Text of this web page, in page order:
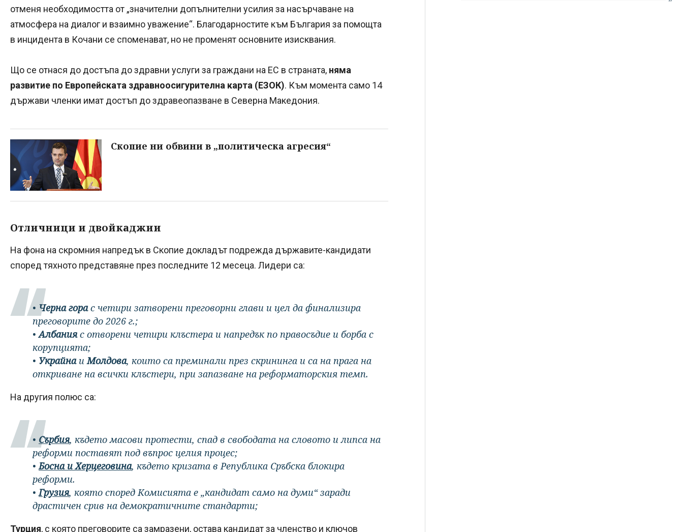
отменя необходимостта от „значителни допълнителни усилия за насърчаване на
атмосфера на диалог и взаимно уважение“. Благодарностите към България за помощта
в инцидента в Кочани се споменават, но не променят основните изисквания.
Що се отнася до достъпа до здравни услуги за граждани на ЕС в страната, няма
развитие по Европейската здравноосигурителна карта (ЕЗОК). Към момента само 14
държави членки имат достъп до здравеопазване в Северна Македония.
Скопие ни обвини в „политическа агресия“
Отличници и двойкаджии
На фона на скромния напредък в Скопие докладът подрежда държавите-кандидати
според тяхното представяне през последните 12 месеца. Лидери са:
• Черна горас четири затворени преговорни глави и цел да финализира
преговорите до 2026 г.;
•Албанияс отворени четири клъстера и напредък по правосъдие и борба с
корупцията;
• Украйна иМолдова, които са преминали през скрининга и са на прага на
откриване на всички клъстери, при запазване на реформаторския темп.
На другия полюс са:
• Сърбия, където масови протести, спад в свободата на словото и липса на
реформи поставят под въпрос целия процес;
• Босна и Херцеговина, където кризата в Република Сръбска блокира
реформи.
•Грузия, която според Комисията е „кандидат само на думи“ заради
драстичен срив на демократичните стандарти;
Турция, с която преговорите са замразени, остава кандидат за членство и ключов